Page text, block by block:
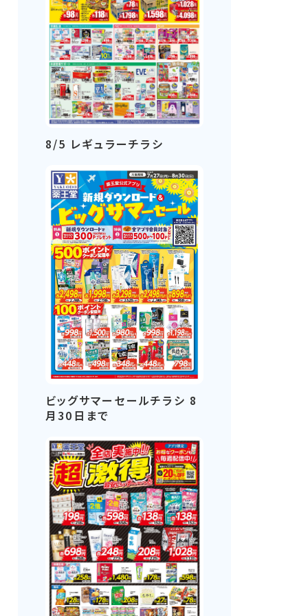
8/5 レギュラーチラシ
ビッグサマーセールチラシ 8
月30日まで